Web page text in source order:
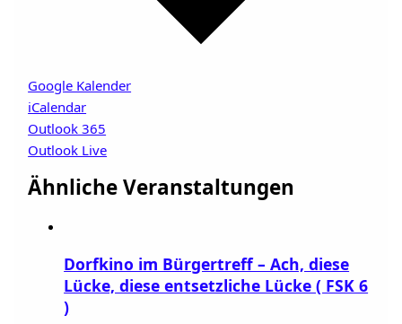
Google Kalender
iCalendar
Outlook 365
Outlook Live
Ähnliche Veranstaltungen
Dorfkino im Bürgertreff – Ach, diese
Lücke, diese entsetzliche Lücke ( FSK 6
)